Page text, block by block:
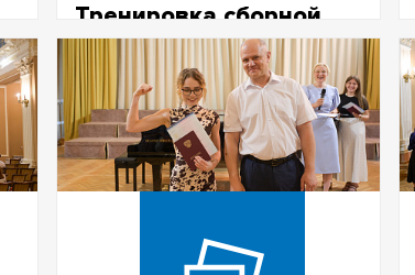
Тренировка сборной
ТГУ по академической
гребле
Фото: Влада Гилёва, ФЖ ТГУ